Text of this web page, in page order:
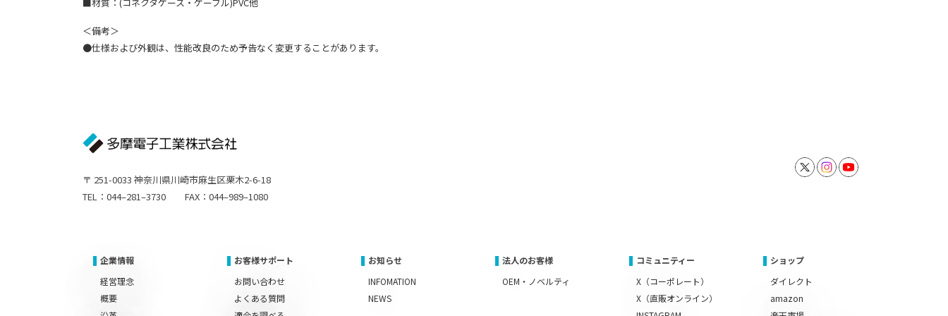
＜備考＞
●仕様および外観は、性能改良のため予告なく変更することがあります。
〒 251-0033 神奈川県川崎市麻生区栗木2-6-18
TEL：044–281–3730 FAX：044–989–1080
企業情報
経営理念
概要
お客様サポート
お問い合わせ
よくある質問
お知らせ
INFOMATION
NEWS
法人のお客様
OEM・ノベルティ
コミュニティー
X（コーポレート）
X（直販オンライン）
ショップ
ダイレクト
amazon